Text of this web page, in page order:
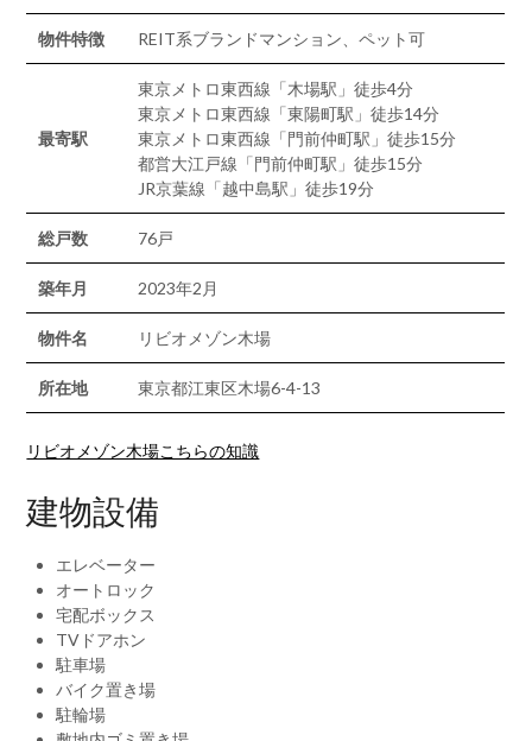
物件特徴 REIT系ブランドマンション、ペット可
最寄駅
東京メトロ東西線「木場駅」徒歩4分
東京メトロ東西線「東陽町駅」徒歩14分
東京メトロ東西線「門前仲町駅」徒歩15分
都営大江戸線「門前仲町駅」徒歩15分
JR京葉線「越中島駅」徒歩19分
総戸数 76戸
築年月 2023年2月
物件名 リビオメゾン木場
所在地 東京都江東区木場6-4-13
リビオメゾン木場こちらの知識
建物設備
エレベーター
オートロック
宅配ボックス
TVドアホン
駐車場
バイク置き場
駐輪場